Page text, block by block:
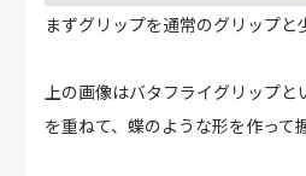
まずグリップを通常のグリップと
上の画像はバタフライグリップと
を重ねて、蝶のような形を作って